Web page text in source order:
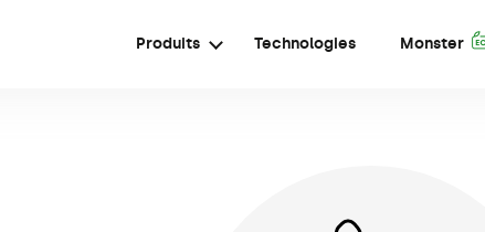
Produits Technologies Monster